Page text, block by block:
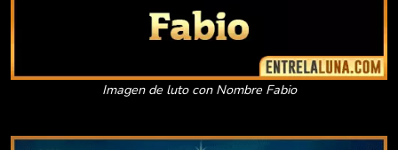
Imagen de luto con Nombre Fabio